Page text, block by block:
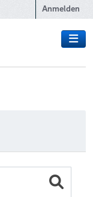
Anmelden